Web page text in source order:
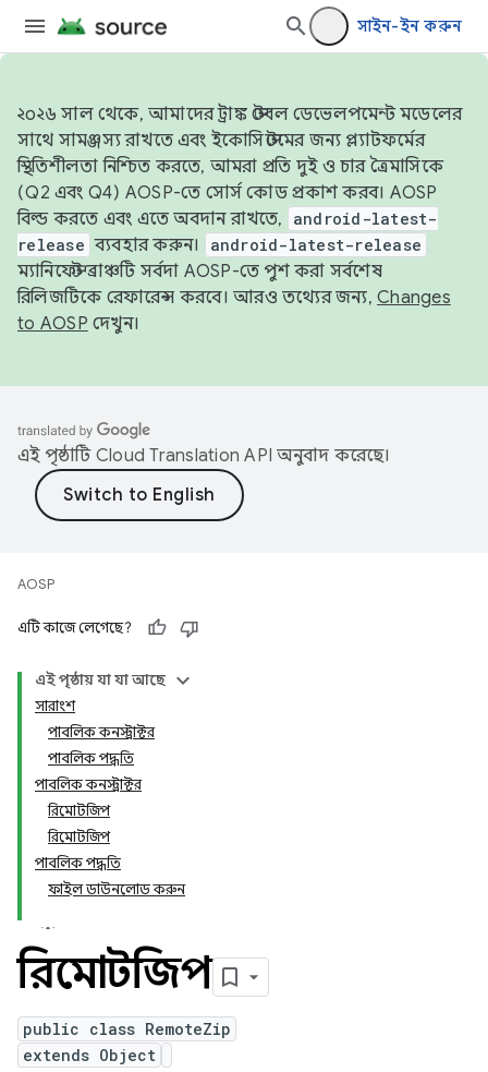
সাইন-ইন করুন
২০২৬ সাল থেকে, আমাদের ট্রাঙ্ক স্টেবল ডেভেলপমেন্ট মডেলের
সাথে সামঞ্জস্য রাখতে এবং ইকোসিস্টেমের জন্য প্ল্যাটফর্মের
স্থিতিশীলতা নিশ্চিত করতে, আমরা প্রতি দুই ও চার ত্রৈমাসিকে
(Q2 এবং Q4) AOSP-তে সোর্স কোড প্রকাশ করব। AOSP
বিল্ড করতে এবং এতে অবদান রাখতে,
android-latest-
release ব্যবহার করুন। android-latest-release
ম্যানিফেস্ট ব্রাঞ্চটি সর্বদা AOSP-তে পুশ করা সর্বশেষ
রিলিজটিকে রেফারেন্স করবে। আরও তথ্যের জন্য, Changes
to AOSP দেখুন।
এই পৃষ্ঠাটি Cloud Translation API অনুবাদ করেছে।
AOSP
এটি কাজে লেগেছে?
এই পৃষ্ঠায় যা যা আছে
সারাংশ
পাবলিক কনস্ট্রাক্টর
পাবলিক পদ্ধতি
পাবলিক কনস্ট্রাক্টর
রিমোটজিপ
রিমোটজিপ
পাবলিক পদ্ধতি
ফাইল ডাউনলোড করুন
রিমোটজিপ
public class RemoteZip
extends Object